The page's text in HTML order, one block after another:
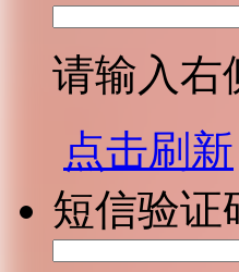
请输入右
点击刷新
短信验证